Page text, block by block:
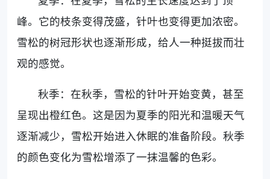
峰。它的枝条变得茂盛，针叶也变得更加浓密。
雪松的树冠形状也逐渐形成，给人一种挺拔而壮
观的感觉。
秋季：在秋季，雪松的针叶开始变黄，甚至
呈现出橙红色。这是因为夏季的阳光和温暖天气
逐渐减少，雪松开始进入休眠的准备阶段。秋季
的颜色变化为雪松增添了一抹温馨的色彩。